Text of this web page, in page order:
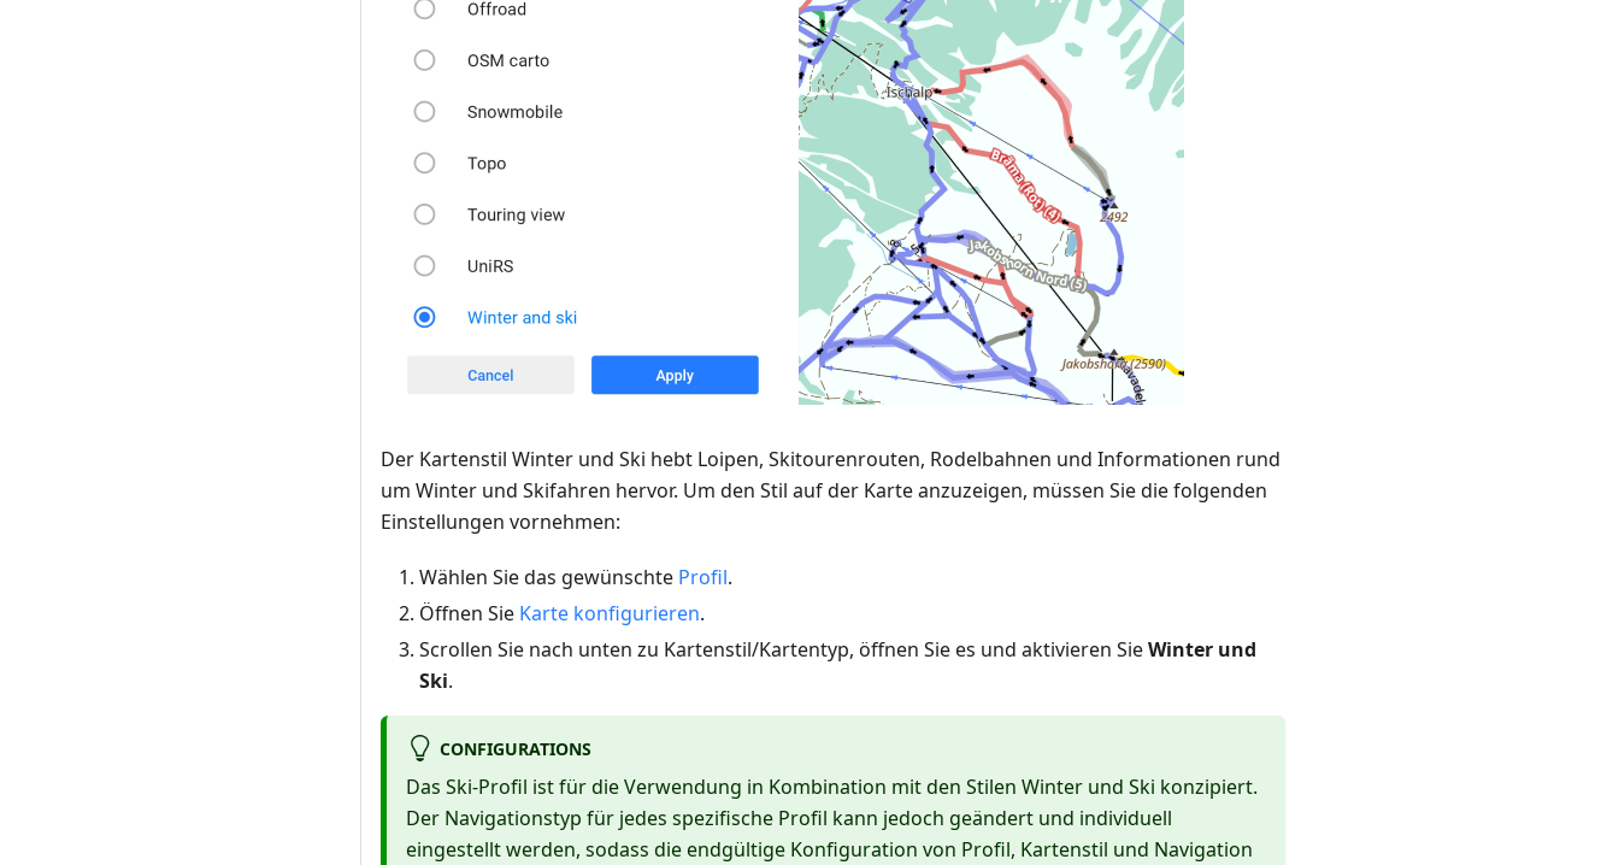
Der Kartenstil Winter und Ski hebt Loipen, Skitourenrouten, Rodelbahnen und Informationen rund
um Winter und Skifahren hervor. Um den Stil auf der Karte anzuzeigen, müssen Sie die folgenden
Einstellungen vornehmen:
Wählen Sie das gewünschte Profil.
Öffnen Sie Karte konfigurieren.
Scrollen Sie nach unten zu Kartenstil/Kartentyp, öffnen Sie es und aktivieren SieWinter und
Ski.
CONFIGURATIONS
Das Ski-Profil ist für die Verwendung in Kombination mit den Stilen Winter und Ski konzipiert.
Der Navigationstyp für jedes spezifische Profil kann jedoch geändert und individuell
eingestellt werden, sodass die endgültige Konfiguration von Profil, Kartenstil und Navigation